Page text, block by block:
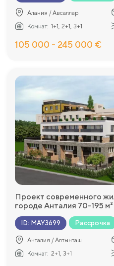
Алания / Авсаллар
Комнат: 1+1, 2+1, 3+1
105 000 - 245 000 €
Проект современного
городе Анталия 70-195 м²
ID: MAY3699 Рассрочка
Анталия / Алтынташ
Комнат: 2+1, 3+1